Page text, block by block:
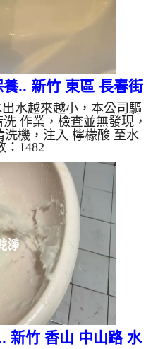
.. 新竹 東區 長春街
管水越來越小，本公司驅
作業，檢查並無發現，
機，注入 檸檬酸 至水
清洗機 ，啟動 螺旋波 模
水，髒水源源不絕，兩個
如是自來水，如水管老
，洗出來的水就會是咖啡
壁上會結成黑色管垢，洗
有些洗出綠色的水，是因
生銅綠，如是藍色的水，
頭合金的...
：1482
新竹 香山 中山路 水